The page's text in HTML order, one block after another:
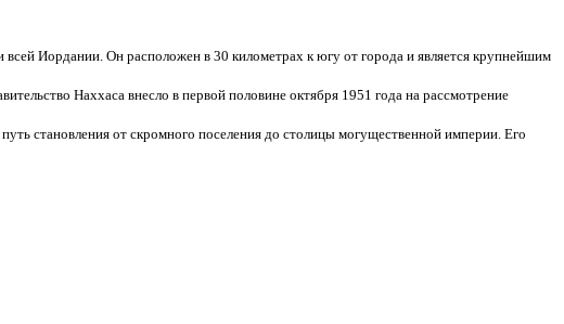
Иордании. Он расположен в 30 километрах к югу от города и является крупнейшим
Наххаса внесло в первой половине октября 1951 года на рассмотрение
становления от скромного поселения до столицы могущественной империи. Его